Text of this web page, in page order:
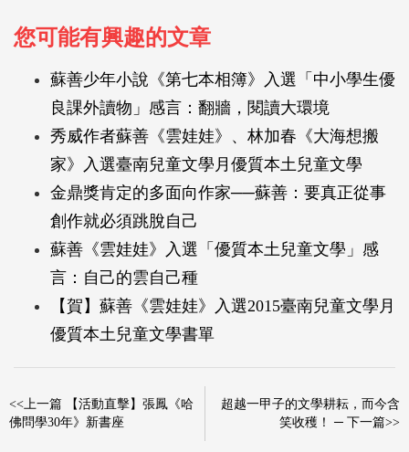
您可能有興趣的文章
蘇善少年小說《第七本相簿》入選「中小學生優
良課外讀物」感言：翻牆，閱讀大環境
秀威作者蘇善《雲娃娃》、林加春《大海想搬
家》入選臺南兒童文學月優質本土兒童文學
金鼎獎肯定的多面向作家──蘇善：要真正從事
創作就必須跳脫自己
蘇善《雲娃娃》入選「優質本土兒童文學」感
言：自己的雲自己種
【賀】蘇善《雲娃娃》入選2015臺南兒童文學月
優質本土兒童文學書單
<<上一篇 【活動直擊】張鳳《哈
佛問學30年》新書座
超越一甲子的文學耕耘，而今含
笑收穫！ ─ 下一篇>>